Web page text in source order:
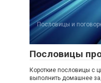
Пословицы и
Пословицы
Короткие пословицы с
выполнить домашнее